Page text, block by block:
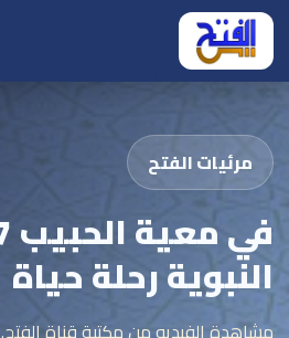
مرئيات الفتح
النبوية رحلة حياة
مشاهدة الفيديو من مكتبة قناة الفتح.